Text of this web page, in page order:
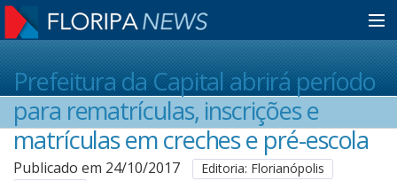
Home
Notícias
Prefeitura da Capital abrirá período
para rematrículas, inscrições e
matrículas em creches e pré-escola
Publicado em 24/10/2017
Editoria: Florianópolis